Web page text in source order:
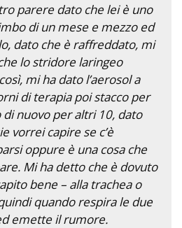
parere dato che lei è uno
di un mese e mezzo ed
dato che è raffreddato, mi
lo stridore laringeo
mi ha dato l’aerosol a
di terapia poi stacco per
di nuovo per altri 10, dato
vorrei capire se c’è
oppure è una cosa che
Mi ha detto che è dovuto
bene – alla trachea o
quando respira le due
emette il rumore.